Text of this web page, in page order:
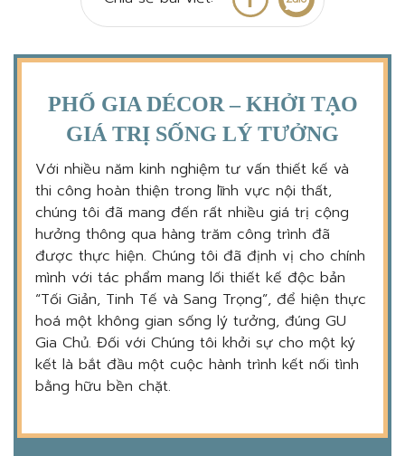
PHỐ GIA DÉCOR – KHỞI TẠO
GIÁ TRỊ SỐNG LÝ TƯỞNG
Với nhiều năm kinh nghiệm tư vấn thiết kế và
thi công hoàn thiện trong lĩnh vực nội thất,
chúng tôi đã mang đến rất nhiều giá trị cộng
hưởng thông qua hàng trăm công trình đã
được thực hiện. Chúng tôi đã định vị cho chính
mình với tác phẩm mang lối thiết kế độc bản
“Tối Giản, Tinh Tế và Sang Trọng”, để hiện thực
hoá một không gian sống lý tưởng, đúng GU
Gia Chủ. Đối với Chúng tôi khởi sự cho một ký
kết là bắt đầu một cuộc hành trình kết nối tình
bằng hữu bền chặt.